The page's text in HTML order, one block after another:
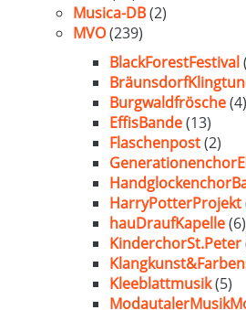
Musica-DB(2)
MVO(239)
BlackForestFestival
Burgwaldfrösche(4)
EffisBande(13)
Flaschenpost(2)
HarryPotterProjekt
hauDraufKapelle(6)
KinderchorSt.Peter
Kleeblattmusik(5)